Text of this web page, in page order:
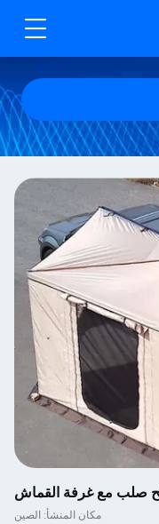
مكان المنشأ: الصين